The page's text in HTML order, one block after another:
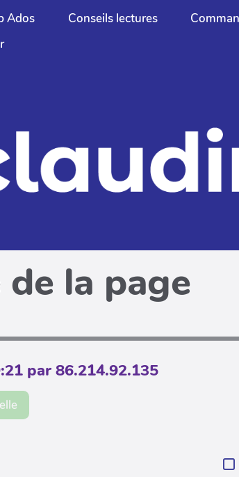
Ados Conseils lectures
la page
par 86.214.92.135